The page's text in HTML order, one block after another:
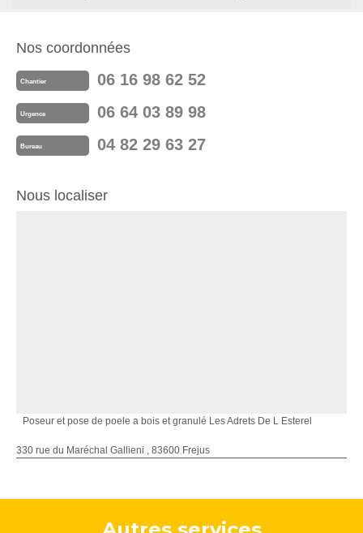
Nos coordonnées
Chantier 06 16 98 62 52
Urgence 06 64 03 89 98
Bureau 04 82 29 63 27
Nous localiser
Poseur et pose de poele a bois et granulé Les Adrets De L Esterel
330 rue du Maréchal Gallieni , 83600 Frejus